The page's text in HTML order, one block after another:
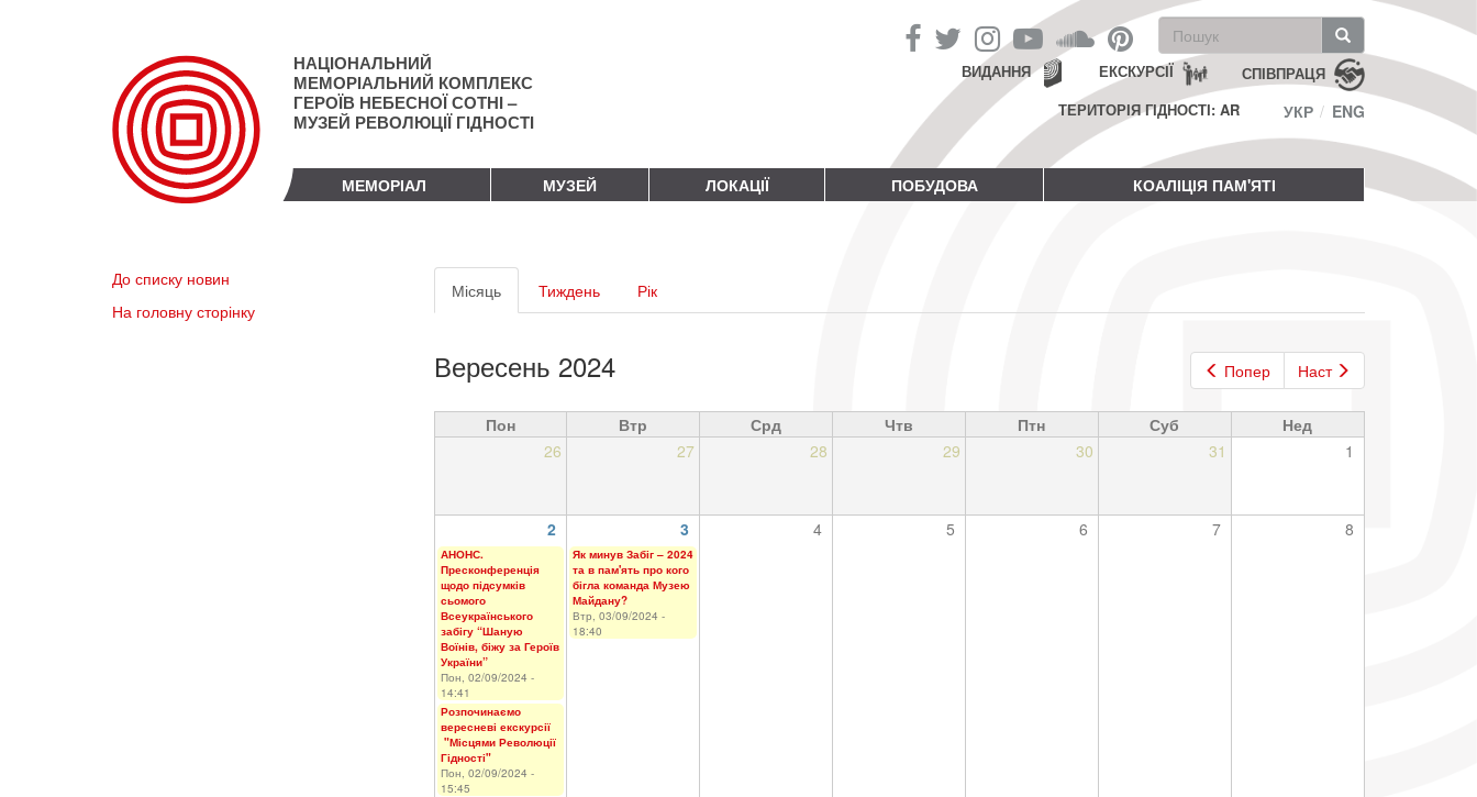
НАЦІОНАЛЬНИЙ
МЕМОРІАЛЬНИЙ КОМПЛЕКС
ГЕРОЇВ НЕБЕСНОЇ СОТНІ –
МУЗЕЙ РЕВОЛЮЦІЇ ГІДНОСТІ
Пошукова
форма
Пошук СПІВПРАЦЯ
ЕКСКУРСІЇ
ВИДАННЯ
ТЕРИТОРІЯ ГІДНОСТІ: AR
УКР ENG
МЕМОРІАЛ МУЗЕЙ ЛОКАЦІЇ ПОБУДОВА КОАЛІЦІЯ ПАМ'ЯТІ
До списку новин
На головну сторінку
Первинні
вкладки
Місяць(активна
вкладка)
Тиждень Рік
Попер Наст
Вересень 2024
Пон Втр Срд Чтв Птн Суб
Нед
26
27 28 29 30 31 1
2 3 4 5 6 7 8
АНОНС.
Пресконференція
щодо підсумків
сьомого
Всеукраїнського
забігу “Шаную
Воїнів, біжу за Героїв
України”
Пон, 02/09/2024 -
14:41
Розпочинаємо
вересневі екскурсії
"Місцями Революції
Гідності"
Пон, 02/09/2024 -
15:45
Як минув Забіг – 2024
та в пам'ять про кого
бігла команда Музею
Майдану?
Втр, 03/09/2024 -
18:40